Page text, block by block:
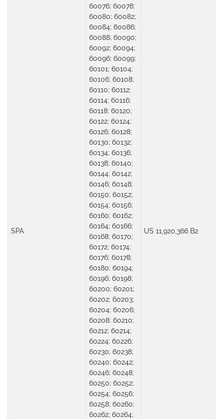
SPA
60076; 60078;
60080; 60082;
60084; 60086;
60088; 60090;
60092; 60094;
60096; 60099;
60101; 60104;
60106; 60108;
60110; 60112;
60114; 60116;
60118; 60120;
60122; 60124;
60126; 60128;
60130; 60132;
60134; 60136;
60138; 60140;
60144; 60142;
60146; 60148;
60150; 60152;
60154; 60156;
60160; 60162;
60164; 60166;
60168; 60170;
60172; 60174;
60176; 60178;
60180; 60194;
60196; 60198;
60200; 60201;
60202; 60203;
60204; 60206;
60208; 60210;
60212; 60214;
60224; 60226;
60230; 60238;
60240; 60242;
60246; 60248;
60250; 60252;
60254; 60256;
60258; 60260;
60262; 60264;
US 11,920,366 B2